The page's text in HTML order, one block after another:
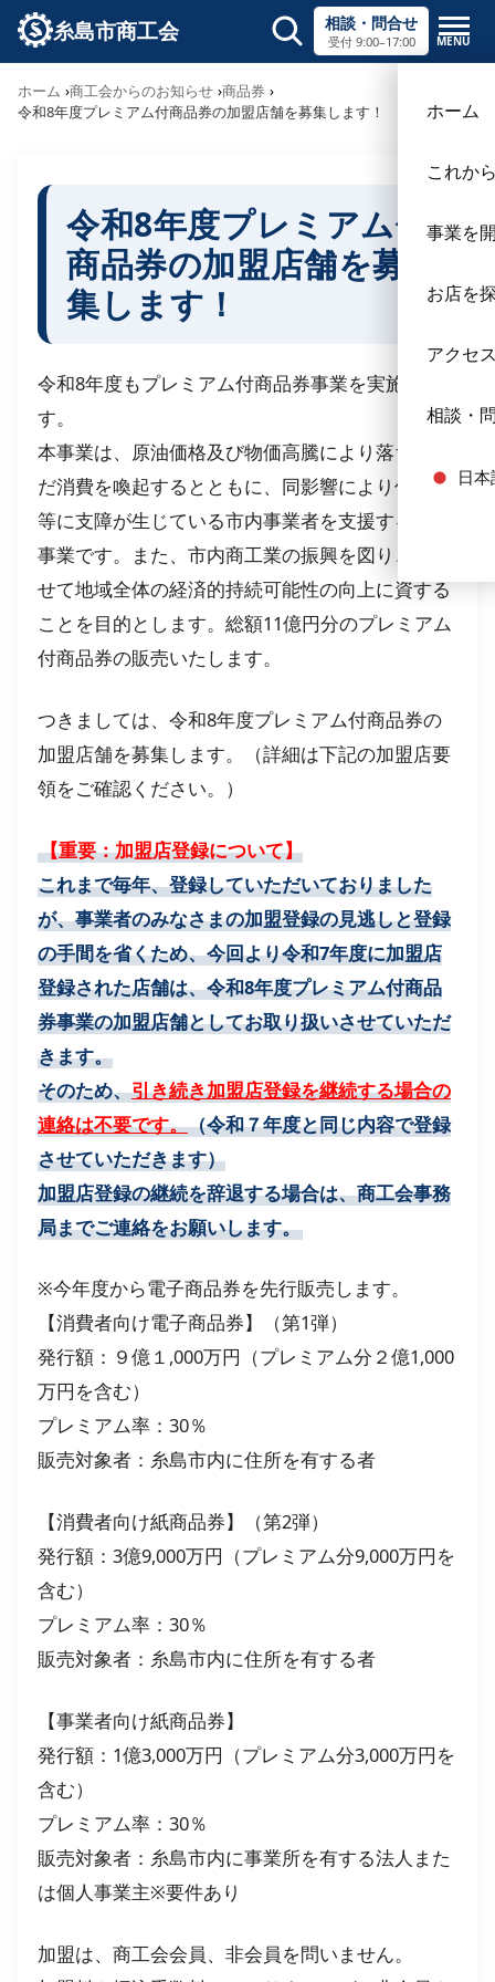
糸島市商工会 相談・問合せ
受付 9:00–17:00 MENU
サイト内検索
ホーム
これか
事業を
お店を
アクセ
相談・
日
ホーム 商工会からのお知らせ 商品券
令和8年度プレミアム付商品券の加盟店舗を募集します！
令和8年度プレミアム付
商品券の加盟店舗を募
集します！
令和8年度もプレミアム付商品券事業を実施しま
す。
本事業は、原油価格及び物価高騰により落ち込ん
だ消費を喚起するとともに、同影響により仕入れ
等に支障が生じている市内事業者を支援する為の
事業です。また、市内商工業の振興を図り、あわ
せて地域全体の経済的持続可能性の向上に資する
ことを目的とします。総額11億円分のプレミアム
付商品券の販売いたします。
つきましては、令和8年度プレミアム付商品券の
加盟店舗を募集します。（詳細は下記の加盟店要
領をご確認ください。）
【重要：加盟店登録について】
これまで毎年、登録していただいておりました
が、事業者のみなさまの加盟登録の見逃しと登録
の手間を省くため、今回より令和7年度に加盟店
登録された店舗は、令和8年度プレミアム付商品
券事業の加盟店舗としてお取り扱いさせていただ
きます。
そのため、引き続き加盟店登録を継続する場合の
連絡は不要です。（令和７年度と同じ内容で登録
させていただきます）
加盟店登録の継続を辞退する場合は、商工会事務
局までご連絡をお願いします。
※今年度から電子商品券を先行販売します。
【消費者向け電子商品券】（第1弾）
発行額：９億１,000万円（プレミアム分２億1,000
万円を含む）
プレミアム率：30％
販売対象者：糸島市内に住所を有する者
【消費者向け紙商品券】（第2弾）
発行額：3億9,000万円（プレミアム分9,000万円を
含む）
プレミアム率：30％
販売対象者：糸島市内に住所を有する者
【事業者向け紙商品券】
発行額：1億3,000万円（プレミアム分3,000万円を
含む）
プレミアム率：30％
販売対象者：糸島市内に事業所を有する法人また
は個人事業主※要件あり
加盟は、商工会会員、非会員を問いません。